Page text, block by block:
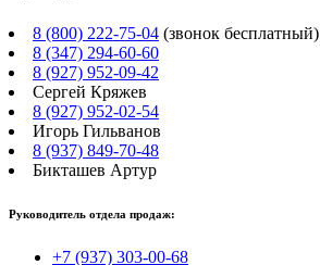
8 (800) 222-75-04 (звонок бесплатный)
8 (347) 294-60-60
8 (927) 952-09-42
Сергей Кряжев
8 (927) 952-02-54
Игорь Гильванов
8 (937) 849-70-48
Бикташев Артур
Руководитель отдела продаж:
+7 (937) 303-00-68